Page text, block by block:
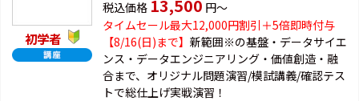
初学者
税込価格 13,500 円～
タイムセール最大12,000円割引＋5倍即時付与
【8/16(日)まで】 新範囲※の基盤・データサイエ
ンス・データエンジニアリング・価値創造・融
合まで、オリジナル問題演習/模試講義/確認テス
トで総仕上げ実戦演習！